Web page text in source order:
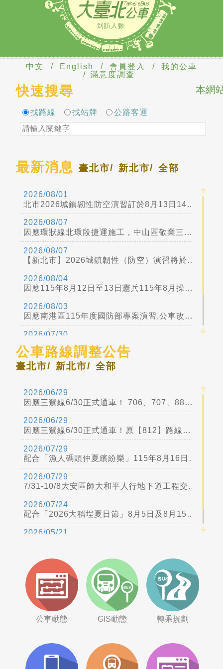
到訪人數
中文 / English / 會員登入 /
我的公車
/ 滿意度調查
本網
快速搜尋
找路線 找站牌 公路客運
最新消息臺北市/ 新北市/ 全部
2026/08/01
北市2026城鎮韌性防空演習訂於8月13日14時30分至15時實施
2026/08/07
因應環狀線北環段捷運施工，中山區敬業三路與樂群三路口交通管制，公車配合調整措施，詳情請見公運處新聞稿
2026/08/07
【新北市】2026城鎮韌性（防空）演習將於8月13日下午2時30分至3時實施
2026/08/04
因應115年8月12日至13日憲兵115年8月操演任務交通管制公車配合調整措施詳公運處網頁
2026/08/03
因應南港區115年度國防部專案演習,公車改道措施詳公運處網頁新聞稿
2026/07/30
2026/07/24
公車路線調整公告
臺北市/ 新北市/ 全部
2026/06/29
因應三鶯線6/30正式通車！ 706、707、889、731調整公告
2026/06/29
因應三鶯線6/30正式通車！原【812】路線自115年6月30日起，縮駛至「捷運橫溪站」並調整路線番號為【三鶯2線】
2026/07/29
配合「漁人碼頭仲夏繽紛樂」115年8月16日、8月23日及8月30日跨河煙火活動交通管制，公車改道
2026/07/29
7/31-10/8大安區師大和平人行地下道工程交管公車改道詳公運處網站
2026/07/24
配合「2026大稻埕夏日節」8月5日及8月15日活動交通管制，公車改道
2026/05/21
公車動態 GIS動態 轉乘規劃